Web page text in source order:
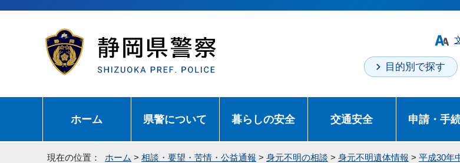
目的別で探す
ホーム 県警について 暮らしの安全 交通安全 申請・手
現在の位置： ホーム > 相談・要望・苦情・公益通報 > 身元不明の相談 > 身元不明遺体情報 > 平成30年